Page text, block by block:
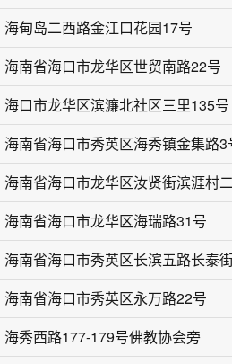
海甸岛二西路金江口花园17号
海南省海口市龙华区世贸南路22号
海口市龙华区滨濂北社区三里135号
海南省海口市秀英区海秀镇金集路3
海南省海口市龙华区海瑞路31号
海南省海口市秀英区永万路22号
海秀西路177-179号佛教协会旁